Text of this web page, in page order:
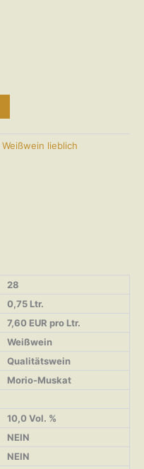
Weißwein lieblich
28
0,75 Ltr.
7,60 EUR pro Ltr.
Weißwein
Qualitätswein
Morio-Muskat
10,0 Vol. %
NEIN
NEIN